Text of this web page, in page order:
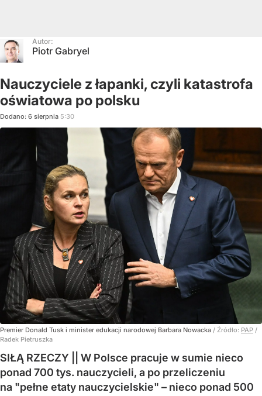
Autor:
Piotr Gabryel
Nauczyciele z łapanki, czyli katastrofa
oświatowa po polsku
Dodano: 6 sierpnia 5:30
Premier Donald Tusk i minister edukacji narodowej Barbara Nowacka / Źródło: PAP /
Radek Pietruszka
SIŁĄ RZECZY || W Polsce pracuje w sumie nieco
ponad 700 tys. nauczycieli, a po przeliczeniu
na "pełne etaty nauczycielskie" – nieco ponad 500